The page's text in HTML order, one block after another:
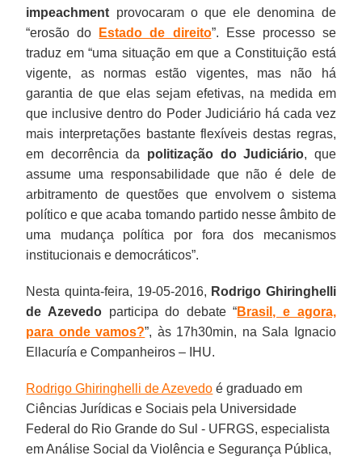
impeachment provocaram o que ele denomina de
“erosão do
Estado de direito”. Esse processo se
traduz em “uma situação em que a Constituição está
vigente, as normas estão vigentes, mas não há
garantia de que elas sejam efetivas, na medida em
que inclusive dentro do Poder Judiciário há cada vez
mais interpretações bastante flexíveis destas regras,
em decorrência da politização do Judiciário, que
assume uma responsabilidade que não é dele de
arbitramento de questões que envolvem o sistema
político e que acaba tomando partido nesse âmbito de
uma mudança política por fora dos mecanismos
institucionais e democráticos”.
Nesta quinta-feira, 19-05-2016, Rodrigo Ghiringhelli
de Azevedo participa do debate “Brasil, e agora,
para onde vamos?”, às 17h30min, na Sala Ignacio
Ellacuría e Companheiros – IHU.
Rodrigo Ghiringhelli de Azevedo é graduado em
Ciências Jurídicas e Sociais pela Universidade
Federal do Rio Grande do Sul - UFRGS, especialista
em Análise Social da Violência e Segurança Pública,